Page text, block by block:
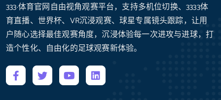
333·体育官网自由视角观赛平台，支持多机位切换、3333体
育直播、世界杯、VR沉浸观赛、球星专属镜头跟踪，让用
户随心选择最佳观赛角度，沉浸体验每一次进攻与进球，打
造个性化、自由化的足球观赛新体验。